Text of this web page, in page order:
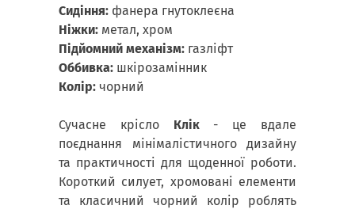
Сидіння: фанера гнутоклеєна
Ніжки: метал, хром
Підйомний механізм: газліфт
Оббивка: шкірозамінник
Колір: чорний
Сучасне кріслоКлік - це вдале
поєднання мінімалістичного дизайну
та практичності для щоденної роботи.
Короткий силует, хромовані елементи
та класичний чорний колір роблять